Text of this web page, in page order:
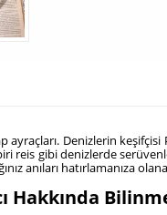
ayraçları. Denizlerin
gibi denizlerde
anıları hatırlamanıza
Hakkında